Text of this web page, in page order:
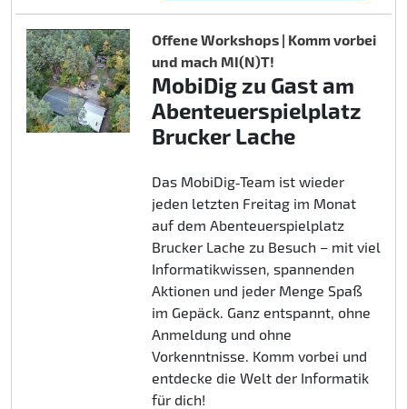
Offene Workshops | Komm vorbei
und mach MI(N)T!
MobiDig zu Gast am
Abenteuerspielplatz
Brucker Lache
Das MobiDig‑Team ist wieder
jeden letzten Freitag im Monat
auf dem Abenteuerspielplatz
Brucker Lache zu Besuch – mit viel
Informatikwissen, spannenden
Aktionen und jeder Menge Spaß
im Gepäck. Ganz entspannt, ohne
Anmeldung und ohne
Vorkenntnisse. Komm vorbei und
entdecke die Welt der Informatik
für dich!